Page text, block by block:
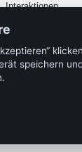
Interaktionen
Handelsnamen
Die Autoren
•
speichern